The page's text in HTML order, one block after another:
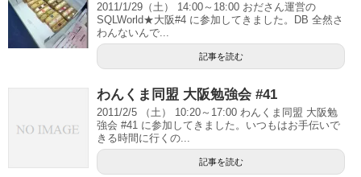
2011/1/29（土） 14:00～18:00 おださん運営の
SQLWorld★大阪#4 に参加してきました。DB 全然さ
わんないんで...
記事を読む
わんくま同盟 大阪勉強会 #41
2011/2/5 （土） 10:20～17:00 わんくま同盟 大阪勉
強会 #41 に参加してきました。いつもはお手伝いで
きる時間に行くの...
記事を読む